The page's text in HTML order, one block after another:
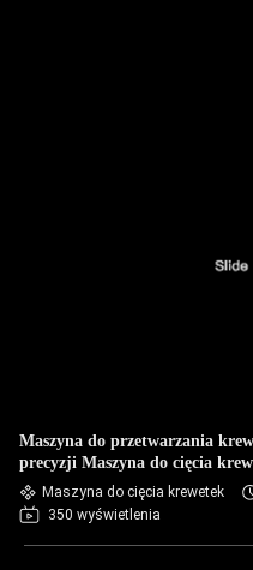
Maszyna do przetwarzania
precyzji Maszyna do cięcia
Maszyna do cięcia krewetek
350 wyświetlenia